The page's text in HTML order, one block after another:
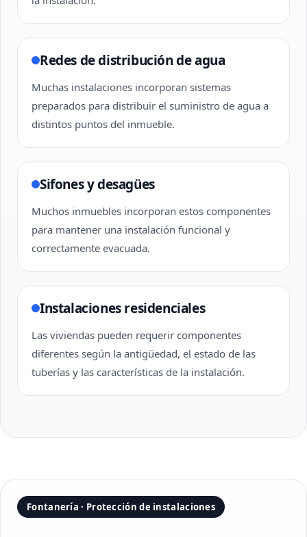
Redes de distribución de agua
Muchas instalaciones incorporan sistemas
preparados para distribuir el suministro de agua a
distintos puntos del inmueble.
Sifones y desagües
Muchos inmuebles incorporan estos componentes
para mantener una instalación funcional y
correctamente evacuada.
Instalaciones residenciales
Las viviendas pueden requerir componentes
diferentes según la antigüedad, el estado de las
tuberías y las características de la instalación.
Fontanería · Protección de instalaciones